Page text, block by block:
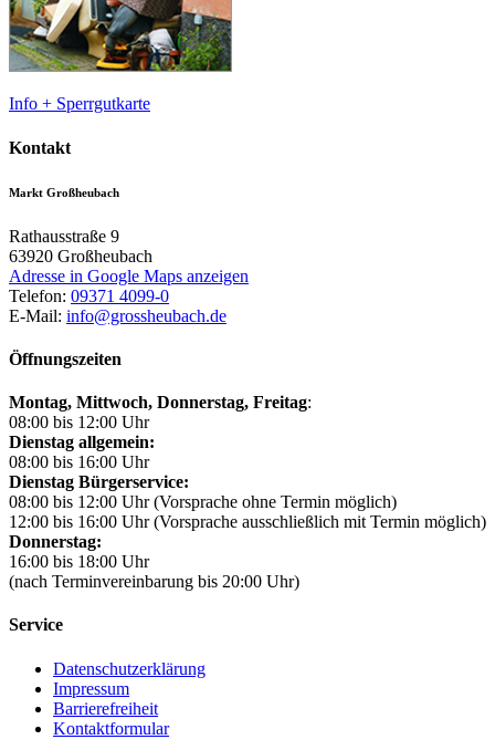
Info + Sperrgutkarte
Kontakt
Markt Großheubach
Rathausstraße 9
63920 Großheubach
Adresse in Google Maps anzeigen
Telefon: 09371 4099-0
E-Mail: info@grossheubach.de
Öffnungszeiten
Montag, Mittwoch, Donnerstag, Freitag:
08:00 bis 12:00 Uhr
Dienstag allgemein:
08:00 bis 16:00 Uhr
Dienstag Bürgerservice:
08:00 bis 12:00 Uhr (Vorsprache ohne Termin möglich)
12:00 bis 16:00 Uhr (Vorsprache ausschließlich mit Termin möglich)
Donnerstag:
16:00 bis 18:00 Uhr
(nach Terminvereinbarung bis 20:00 Uhr)
Service
Datenschutzerklärung
Impressum
Barrierefreiheit
Kontaktformular